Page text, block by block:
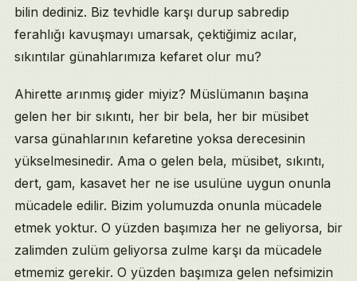
bilin dediniz. Biz tevhidle karşı durup sabredip
ferahlığı kavuşmayı umarsak, çektiğimiz acılar,
sıkıntılar günahlarımıza kefaret olur mu?
Ahirette arınmış gider miyiz? Müslümanın başına
gelen her bir sıkıntı, her bir bela, her bir müsibet
varsa günahlarının kefaretine yoksa derecesinin
yükselmesinedir. Ama o gelen bela, müsibet, sıkıntı,
dert, gam, kasavet her ne ise usulüne uygun onunla
mücadele edilir. Bizim yolumuzda onunla mücadele
etmek yoktur. O yüzden başımıza her ne geliyorsa, bir
zalimden zulüm geliyorsa zulme karşı da mücadele
etmemiz gerekir. O yüzden başımıza gelen nefsimizin